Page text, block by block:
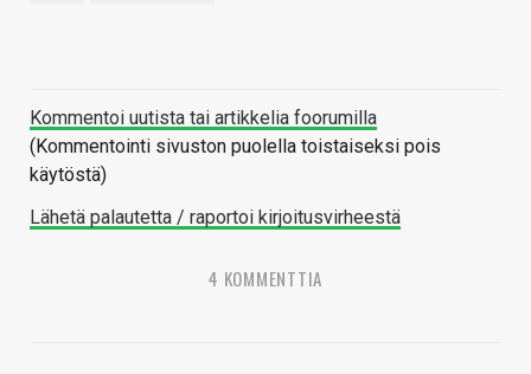
Kommentoi uutista tai artikkelia foorumilla
(Kommentointi sivuston puolella toistaiseksi pois
käytöstä)
Lähetä palautetta / raportoi kirjoitusvirheestä
4 KOMMENTTIA